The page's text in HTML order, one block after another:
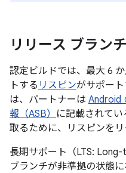
リリース ブラン
認定ビルドでは、最大 6
トする リスピンがサポー
は、パートナーは Android
報（ASB） に記載されて
取るために、リスピンをリ
長期サポート（LTS:
ブランチが非準拠の状態